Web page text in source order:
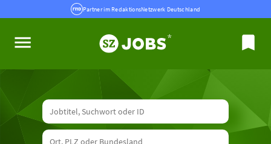
Partner im RedaktionsNetzwerk Deutschland